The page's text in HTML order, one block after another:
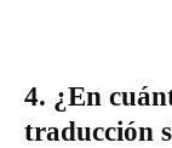
4. ¿En
traducción